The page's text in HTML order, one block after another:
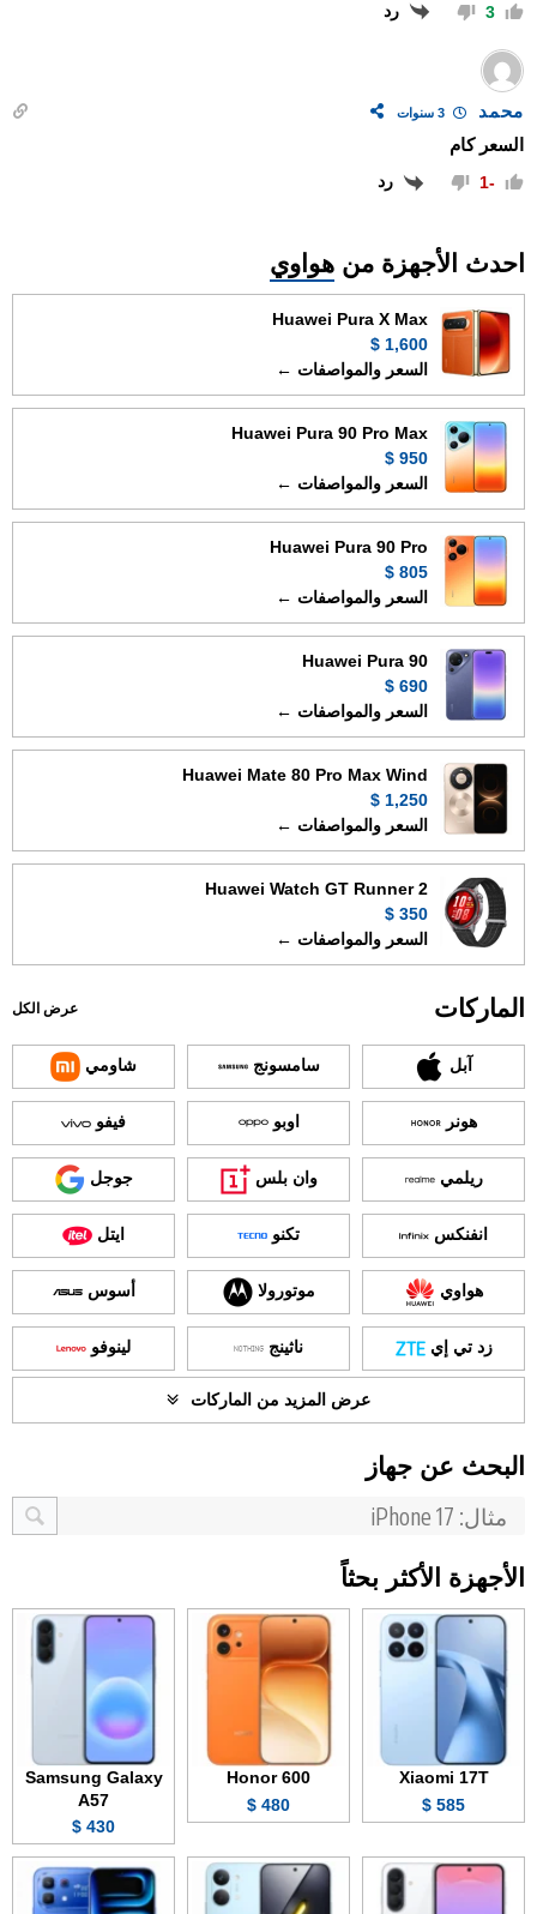
3 رد
محمد
السعر كام
-1 رد
احدث الأجهزة من هواوي
Huawei Pura X Max
1,600 $
السعر والمواصفات ←
Huawei Pura 90 Pro Max
950 $
السعر والمواصفات ←
Huawei Pura 90 Pro
805 $
السعر والمواصفات ←
Huawei Pura 90
690 $
السعر والمواصفات ←
Huawei Mate 80 Pro Max Wind
1,250 $
السعر والمواصفات ←
Huawei Watch GT Runner 2
350 $
السعر والمواصفات ←
الماركات عرض الكل
آبل سامسونج شاومي
هونر اوبو فيفو
ريلمي وان بلس جوجل
انفنكس تكنو ايتل
هواوي موتورولا أسوس
زد تي إي ناثينج لينوفو
عرض المزيد من الماركات
البحث عن جهاز
الأجهزة الأكثر بحثاً
Xiaomi 17T
585 $
Honor 600
480 $
Samsung Galaxy
A57
430 $